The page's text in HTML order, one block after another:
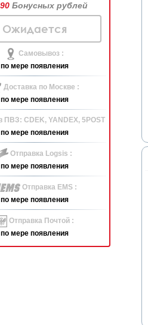
Бонусных рублей
Ожидается
Самовывоз :
по мере появления
Доставка по Москве :
по мере появления
ПВЗ: CDEK, YANDEX, 5POST
по мере появления
Отправка Logsis :
по мере появления
Отправка EMS :
по мере появления
Отправка Почтой :
по мере появления